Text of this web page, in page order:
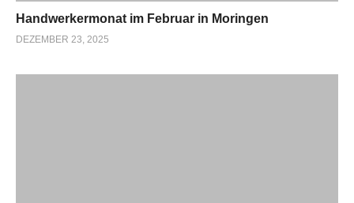
Handwerkermonat im Februar in Moringen
DEZEMBER 23, 2025